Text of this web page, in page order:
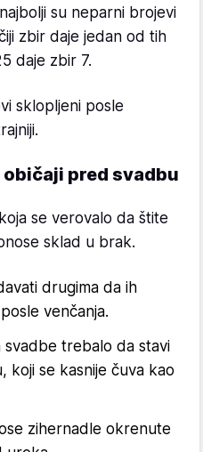
su neparni brojevi
zbir daje jedan od tih
daje zbir 7.
sklopljeni posle
pred svadbu
se verovalo da štite
sklad u brak.
drugima da ih
venčanja.
svadbe trebalo da stavi
koji se kasnije čuva kao
zihernadle okrenute